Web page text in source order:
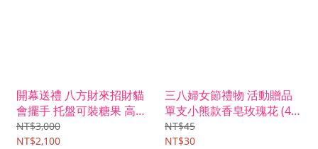
開幕送禮 八方財來招財貓
會擺手 托盤可裝糖果 高
30cm
NT$3,000
NT$2,100
三八婦女節禮物 活動贈品
單支小熊款香皂玫瑰花 (4
色可挑)
NT$45
NT$30